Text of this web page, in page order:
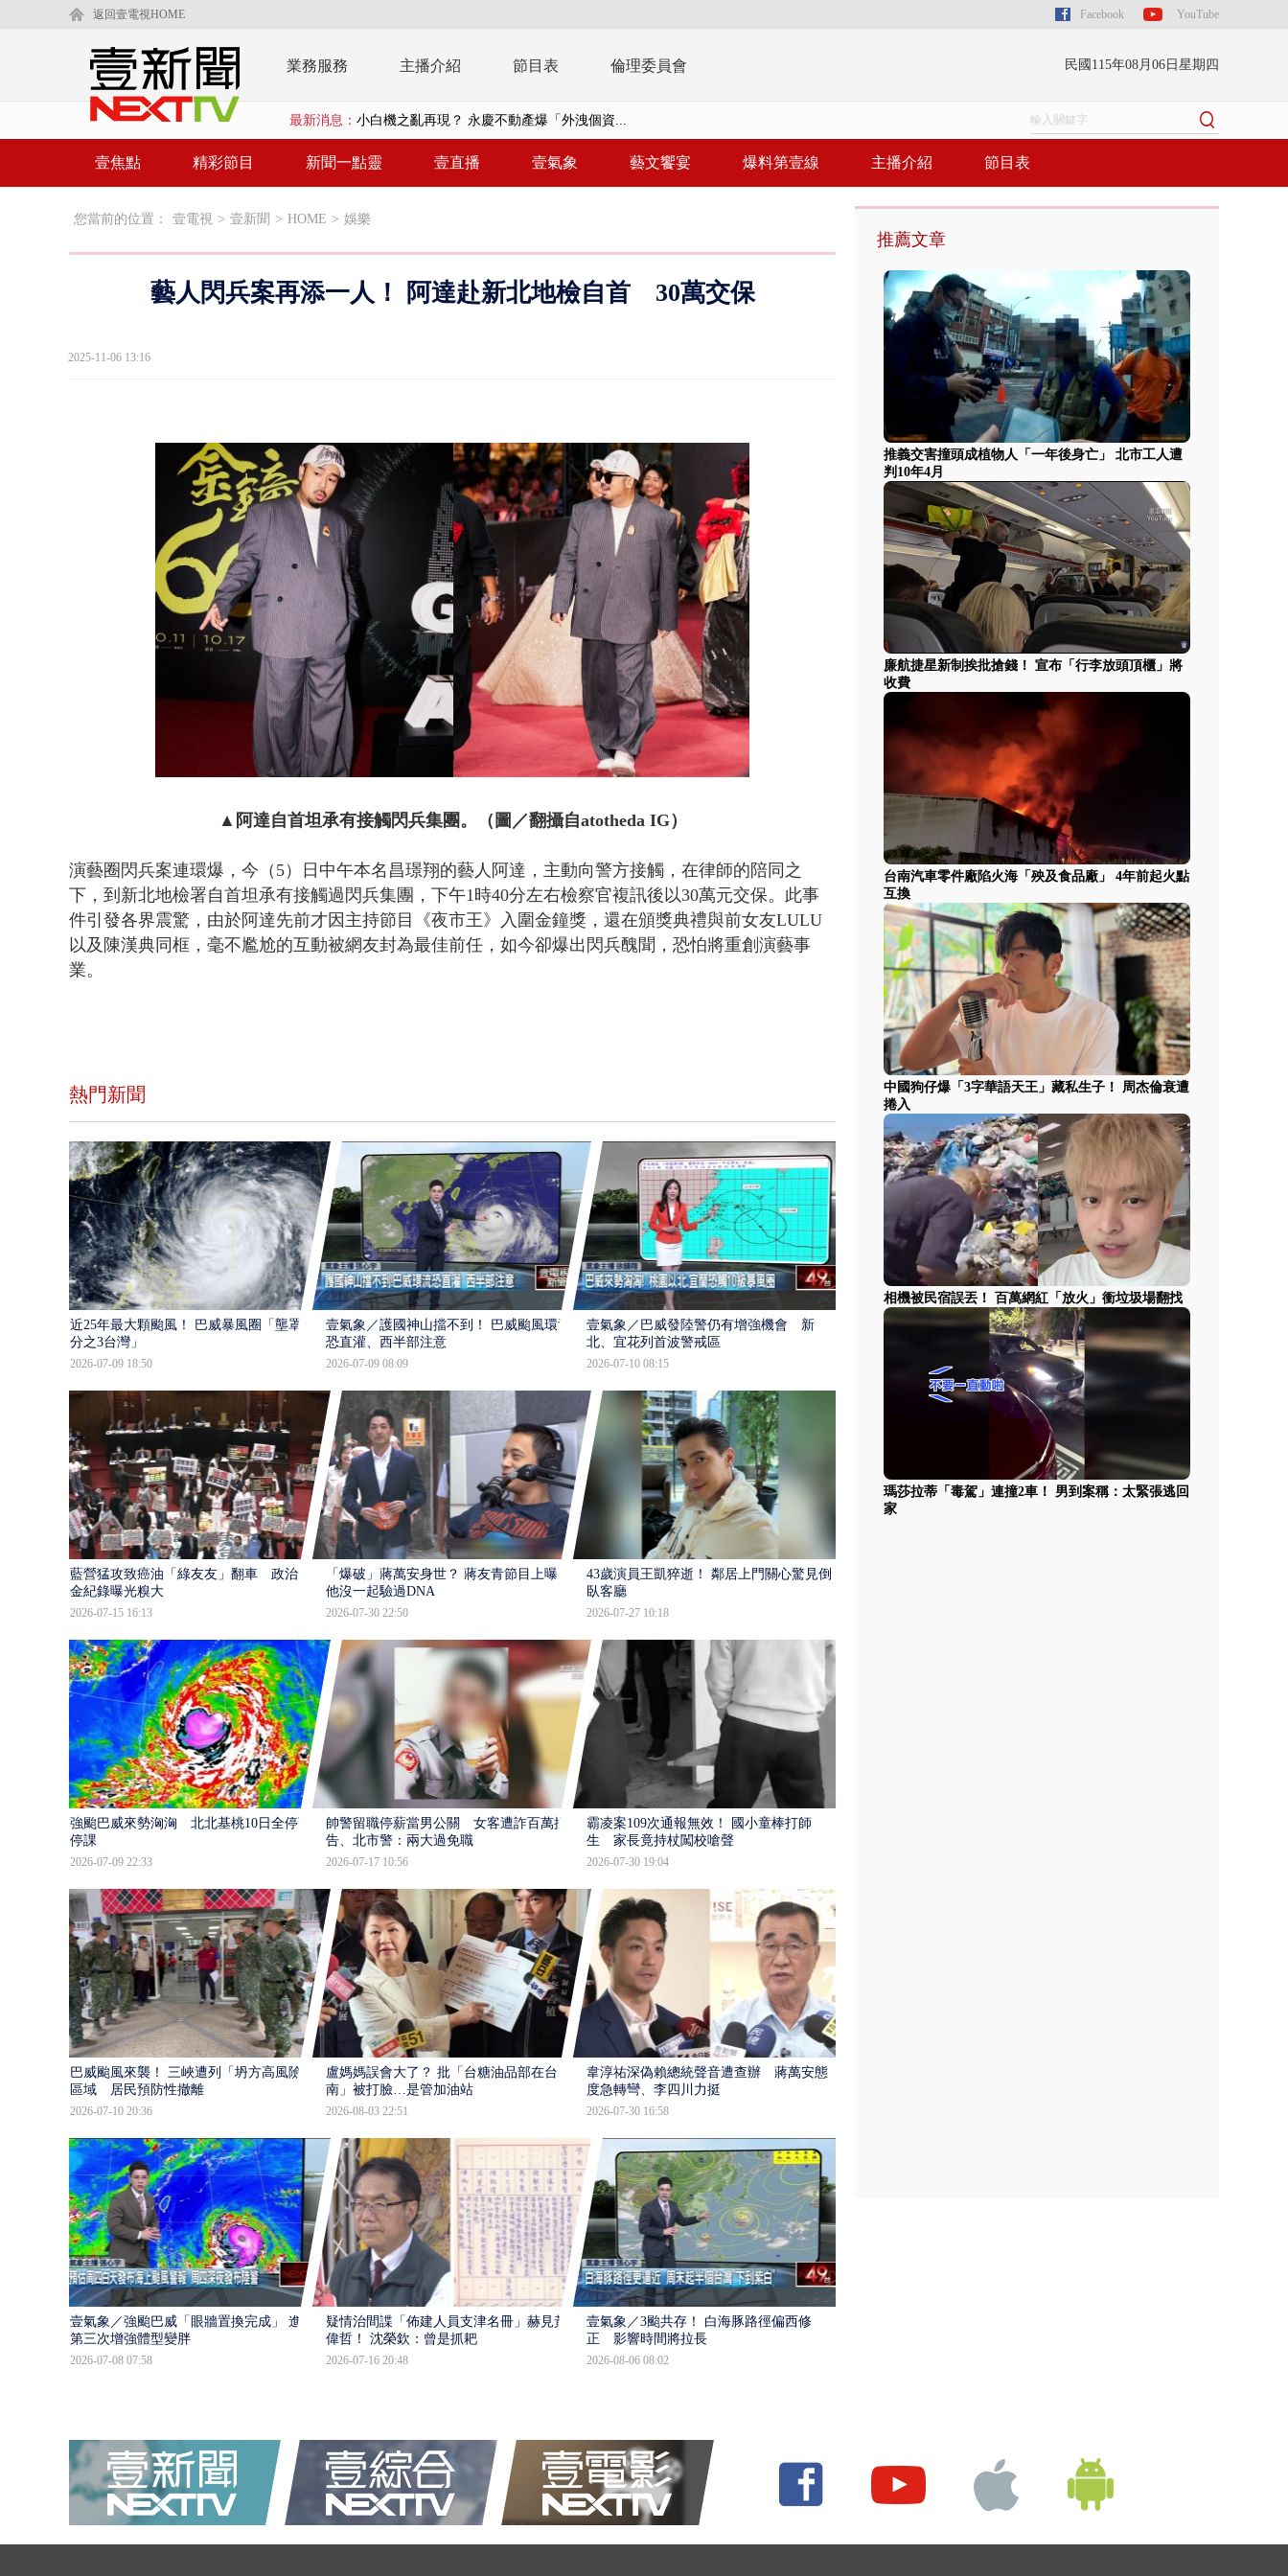
返回壹電視HOME Facebook YouTube
業務服務 主播介紹 節目表 倫理委員會 民國115年08月06日星期四
最新消息： 小白機之亂再現？ 永慶不動產爆「外洩個資...
今年總預算還在審 提案剩658項、今二輪協...
祝壽！ 關聖帝君1866周年聖誕 逾10萬人次...
壹焦點 精彩節目 新聞一點靈 壹直播 壹氣象 藝文饗宴 爆料第壹線 主播介紹 節目表
您當前的位置： 壹電視 > 壹新聞 > HOME > 娛樂
藝人閃兵案再添一人！ 阿達赴新北地檢自首 30萬交保
2025-11-06 13:16
▲ 阿達自首坦承有接觸閃兵集團。 （圖／翻攝自atotheda IG）
演藝圈閃兵案連環爆，今（5）日中午本名昌璟翔的藝人阿達，主動向警方接觸，在律師的陪同之
下，到新北地檢署自首坦承有接觸過閃兵集團，下午1時40分左右檢察官複訊後以30萬元交保。此事
件引發各界震驚，由於阿達先前才因主持節目《夜市王》入圍金鐘獎，還在頒獎典禮與前女友LULU
以及陳漢典同框，毫不尷尬的互動被網友封為最佳前任，如今卻爆出閃兵醜聞，恐怕將重創演藝事
業。
熱門新聞
近25年最大顆颱風！ 巴威暴風圈「壟罩4
分之3台灣」
2026-07-09 18:50
壹氣象／護國神山擋不到！ 巴威颱風環流
恐直灌、西半部注意
2026-07-09 08:09
壹氣象／巴威發陸警仍有增強機會 新
北、宜花列首波警戒區
2026-07-10 08:15
藍營猛攻致癌油「綠友友」翻車 政治獻
金紀錄曝光糗大
2026-07-15 16:13
「爆破」蔣萬安身世？ 蔣友青節目上曝：
他沒一起驗過DNA
2026-07-30 22:50
43歲演員王凱猝逝！ 鄰居上門關心驚見倒
臥客廳
2026-07-27 10:18
強颱巴威來勢洶洶 北北基桃10日全停班
停課
2026-07-09 22:33
帥警留職停薪當男公關 女客遭詐百萬提
告、北市警：兩大過免職
2026-07-17 10:56
霸凌案109次通報無效！ 國小童棒打師
生 家長竟持杖闖校嗆聲
2026-07-30 19:04
巴威颱風來襲！ 三峽遭列「坍方高風險」
區域 居民預防性撤離
2026-07-10 20:36
盧媽媽誤會大了？ 批「台糖油品部在台
南」被打臉…是管加油站
2026-08-03 22:51
韋淳祐深偽賴總統聲音遭查辦 蔣萬安態
度急轉彎、李四川力挺
2026-07-30 16:58
壹氣象／強颱巴威「眼牆置換完成」 進入
第三次增強體型變胖
2026-07-08 07:58
疑情治間諜「佈建人員支津名冊」赫見黃
偉哲！ 沈榮欽：曾是抓耙
2026-07-16 20:48
壹氣象／3颱共存！ 白海豚路徑偏西修
正 影響時間將拉長
2026-08-06 08:02
推薦文章
推義交害撞頭成植物人「一年後身亡」 北市工人遭
判10年4月
廉航捷星新制挨批搶錢！ 宣布「行李放頭頂櫃」將
收費
台南汽車零件廠陷火海「殃及食品廠」 4年前起火點
互換
中國狗仔爆「3字華語天王」藏私生子！ 周杰倫衰遭
捲入
相機被民宿誤丟！ 百萬網紅「放火」衝垃圾場翻找
瑪莎拉蒂「毒駕」連撞2車！ 男到案稱：太緊張逃回
家